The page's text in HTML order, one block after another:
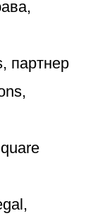
партнер